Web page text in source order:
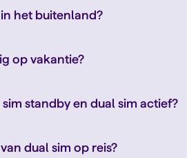
het buitenland?
op vakantie?
standby en dual sim actief?
dual sim op reis?